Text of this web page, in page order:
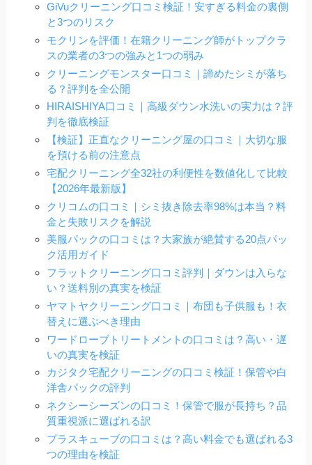
GiVuクリーニング口コミ検証！安すぎる料金の裏側
と3つのリスク
モクリンを評価！在籍クリーニング師がトップクラ
スの業者の3つの強みと1つの弱み
クリーニングモンスター口コミ｜諦めたシミが落ち
る？評判を全公開
HIRAISHIYA口コミ｜高級ダウン水洗いの実力は？評
判を徹底検証
【検証】正直なクリーニング屋の口コミ｜大切な服
を預ける前の注意点
宅配クリーニング全32社の利便性を数値化して比較
【2026年最新版】
クリコムの口コミ｜シミ抜き除去率98%は本当？料
金と失敗リスクを解説
美服パックの口コミは？大家族が絶賛する20点パッ
ク活用ガイド
フラットクリーニング口コミ評判｜ダウンは入らな
い？送料別の真実を検証
ヤマトヤクリーニング口コミ｜布団も子供服も！衣
替えに選ぶべき理由
ワードローブトリートメントの口コミは？高い・遅
いの真実を検証
カジタク宅配クリーニングの口コミ検証！保管や白
洋舎パックの評判
ネクシーシーズンの口コミ！保管で服が長持ち？品
質重視派に選ばれる訳
プラスキューブの口コミは？高い料金でも選ばれる3
つの理由を検証